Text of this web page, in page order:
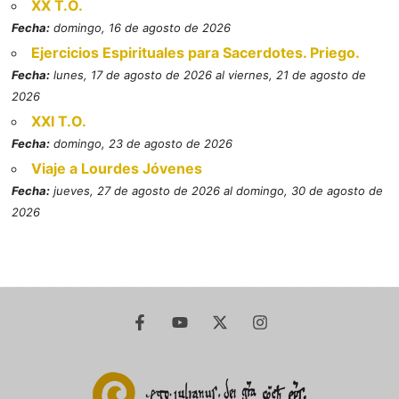
XX T.O.
Fecha: domingo, 16 de agosto de 2026
Ejercicios Espirituales para Sacerdotes. Priego.
Fecha: lunes, 17 de agosto de 2026 al viernes, 21 de agosto de
2026
XXI T.O.
Fecha: domingo, 23 de agosto de 2026
Viaje a Lourdes Jóvenes
Fecha: jueves, 27 de agosto de 2026 al domingo, 30 de agosto de
2026